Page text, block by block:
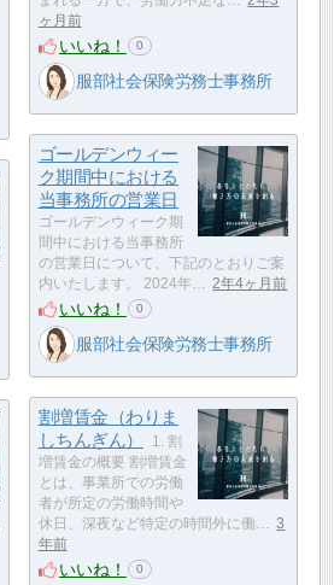
ヶ月前
いいね！ 0
服部社会保険労務士事務所
ゴールデンウィー
ク期間中における
当事務所の営業日
ゴールデンウィーク期
間中における当事務所
の営業日について、下記のとおりご案
内いたします。 2024年… 2年4ヶ月前
いいね！ 0
服部社会保険労務士事務所
割増賃金（わりま
しちんぎん）
1. 割
増賃金の概要 割増賃金
とは、事業所での労働
者が所定の労働時間や
休日、深夜など特定の時間外に働… 3
年前
いいね！ 0